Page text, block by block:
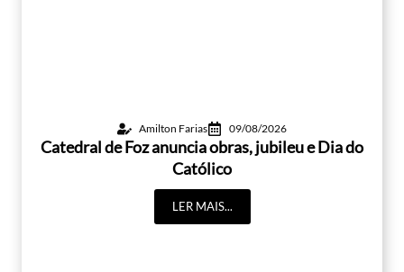
Amilton Farias 09/08/2026
Catedral de Foz anuncia obras, jubileu e Dia do
Católico
LER MAIS...